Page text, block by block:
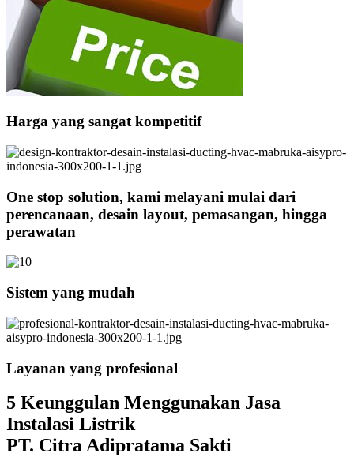
Harga yang sangat kompetitif
One stop solution, kami melayani mulai dari
perencanaan, desain layout, pemasangan, hingga
perawatan
Sistem yang mudah
Layanan yang profesional
5 Keunggulan Menggunakan Jasa
Instalasi Listrik
PT. Citra Adipratama Sakti